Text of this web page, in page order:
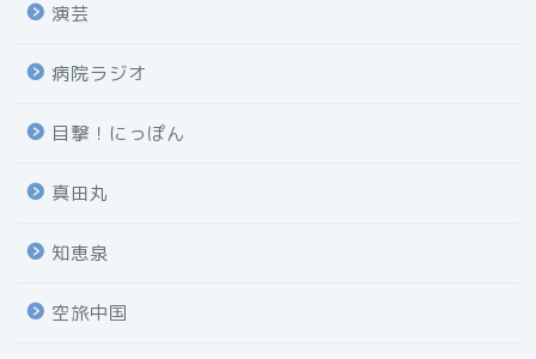
演芸
病院ラジオ
目撃！にっぽん
真田丸
知恵泉
空旅中国